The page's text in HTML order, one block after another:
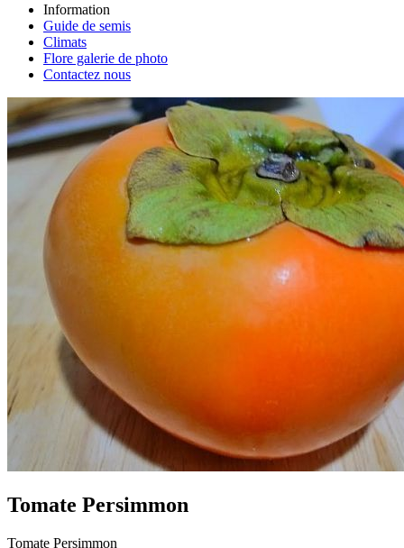
Information
Guide de semis
Climats
Flore galerie de photo
Contactez nous
Tomate Persimmon
Tomate Persimmon